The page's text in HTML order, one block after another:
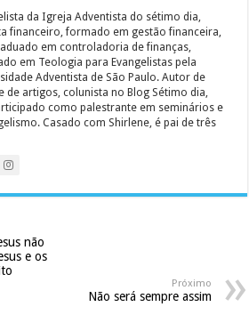
da Igreja Adventista do sétimo dia,
financeiro, formado em gestão financeira,
em controladoria de finanças,
em Teologia para Evangelistas pela
Adventista de São Paulo. Autor de
de artigos, colunista no Blog Sétimo dia,
como palestrante em seminários e
Casado com Shirlene, é pai de três
não
e os
Próximo
Não será sempre assim